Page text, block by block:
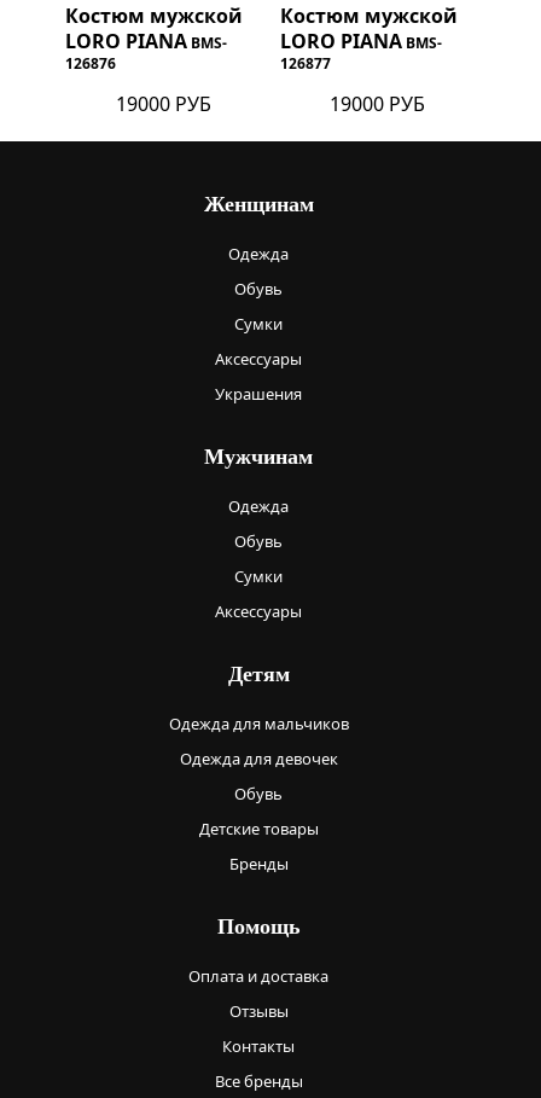
Костюм мужской
LORO PIANA BMS-
126876
19000 РУБ
Костюм мужской
LORO PIANA BMS-
126877
19000 РУБ
Женщинам
Одежда
Обувь
Сумки
Аксессуары
Украшения
Мужчинам
Одежда
Обувь
Сумки
Аксессуары
Детям
Одежда для мальчиков
Одежда для девочек
Обувь
Детские товары
Бренды
Помощь
Оплата и доставка
Отзывы
Контакты
Все бренды